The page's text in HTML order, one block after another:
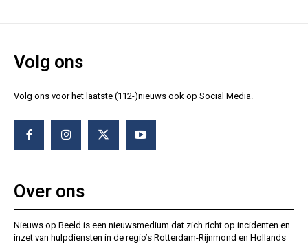
Volg ons
Volg ons voor het laatste (112-)nieuws ook op Social Media.
Over ons
Nieuws op Beeld is een nieuwsmedium dat zich richt op incidenten en
inzet van hulpdiensten in de regio’s Rotterdam-Rijnmond en Hollands